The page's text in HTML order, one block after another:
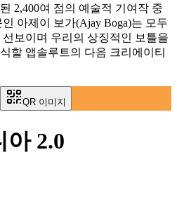
2,400여 점의 예술적 기여작 중
아제이 보가(Ajay Boga)는 모두
보이며 우리의 상징적인 보틀을
할 앱솔루트의 다음 크리에이티
QR 이미지
아 2.0